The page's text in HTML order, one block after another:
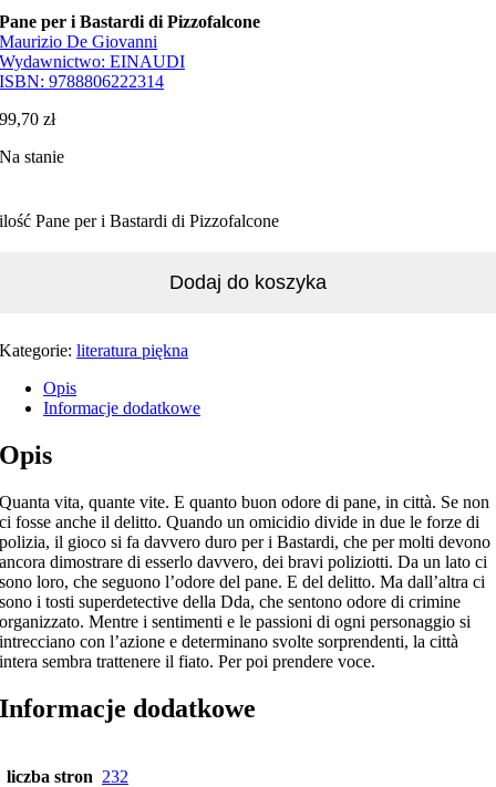
Pane per i Bastardi di Pizzofalcone
Maurizio De Giovanni
Wydawnictwo:EINAUDI
ISBN:9788806222314
99,70zł
Na stanie
ilość Pane per i Bastardi di Pizzofalcone
Dodaj do koszyka
Kategorie:literatura piękna
Opis
Informacje dodatkowe
Opis
Quanta vita, quante vite. E quanto buon odore di pane, in città. Se non
ci fosse anche il delitto. Quando un omicidio divide in due le forze di
polizia, il gioco si fa davvero duro per i Bastardi, che per molti devono
ancora dimostrare di esserlo davvero, dei bravi poliziotti. Da un lato ci
sono loro, che seguono l’odore del pane. E del delitto. Ma dall’altra ci
sono i tosti superdetective della Dda, che sentono odore di crimine
organizzato. Mentre i sentimenti e le passioni di ogni personaggio si
intrecciano con l’azione e determinano svolte sorprendenti, la città
intera sembra trattenere il fiato. Per poi prendere voce.
Informacje dodatkowe
liczba stron 232